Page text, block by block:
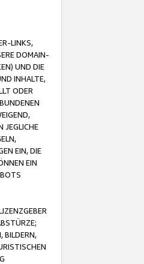
LINKS,
DOMAIN-
UND DIE
INHALTE,
ODER
JEGLICHE
EIN, DIE
EIN
BILDERN,